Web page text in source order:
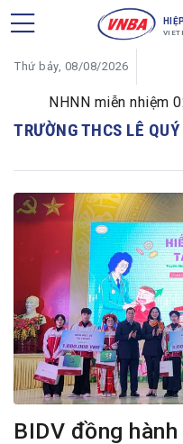
Thứ bảy, 08/08/2026
NHNN miễn nhiệm
TRƯỜNG THCS LÊ
BIDV đồng